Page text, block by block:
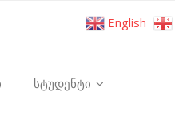
სტუდენტი
English